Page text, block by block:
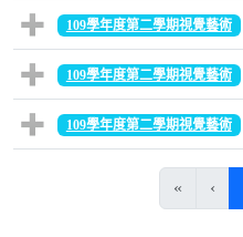
109學年度第二學期視覺藝術
109學年度第二學期視覺藝術
109學年度第二學期視覺藝術
« ‹